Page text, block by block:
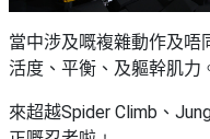
當中涉及嘅複雜動作及唔
活度、平衡、及軀幹肌力
來超越Spider Climb、